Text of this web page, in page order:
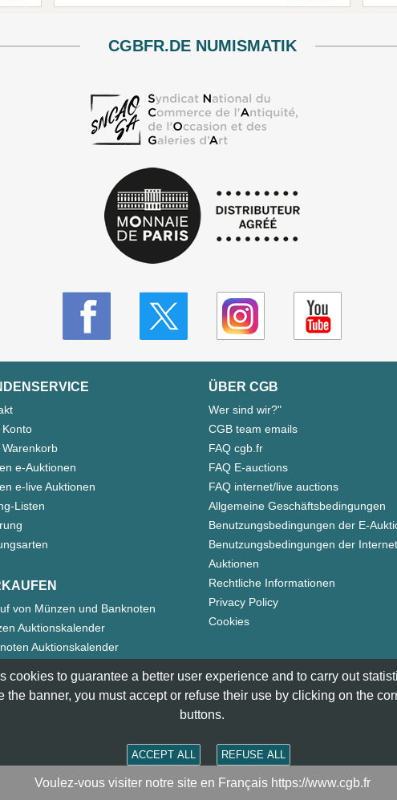
CGBFR.DE NUMISMATIK
Konto
Warenkorb
e-Auktionen
e-live Auktionen
Listen
von Münzen und Banknoten
Auktionskalender
Auktionskalender
ÜBER CGB
Wer sind wir?"
CGB team emails
FAQ cgb.fr
FAQ E-auctions
FAQ internet/live auctions
Allgemeine Geschäftsbedingungen
Benutzungsbedingungen der E-
Benutzungsbedingungen der
Auktionen
Rechtliche Informationen
Privacy Policy
Cookies
Numismatik Paris - 36 rue Vivienne - 75002 PARIS FRANCE -
cookies to guarantee a better user experience and to carry out
the banner, you must accept or refuse their use by clicking on the
buttons.
ACCEPT ALL REFUSE ALL
Voulez-vous visiter notre site en Français https://www.cgb.fr